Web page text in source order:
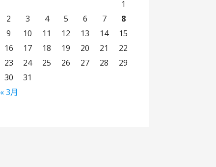
« 3月
1
2
3 4 5 6 7
8
9
10 11 12 13 14
15
16
17 18 19 20 21
22
23
24 25 26 27 28
29
30
31